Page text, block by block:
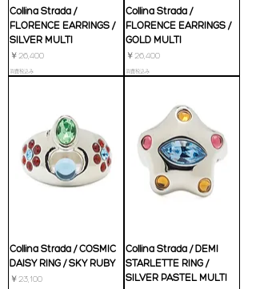
Collina Strada /
FLORENCE EARRINGS /
SILVER MULTI
価格
￥26,400
消費税込み
Collina Strada /
FLORENCE EARRINGS /
GOLD MULTI
価格
￥26,400
消費税込み
Collina Strada / COSMIC
DAISY RING / SKY RUBY
価格
￥23,100
Collina Strada / DEMI
STARLETTE RING /
SILVER PASTEL MULTI